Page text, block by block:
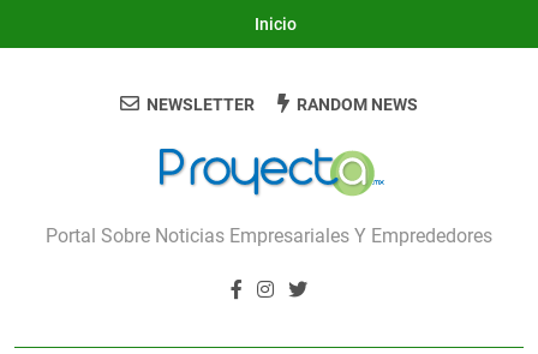
Inicio
Proyecta
Portal Sobre Noticias Empresariales Y Emprededores
NEWSLETTER RANDOM NEWS